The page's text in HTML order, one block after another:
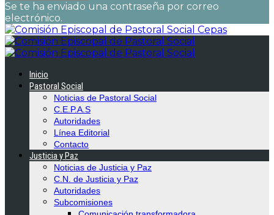
Se te ha enviado una contraseña por correo
electrónico.
Cepas
Inicio
Pastoral Social
Noticias de Pastoral Social
C.E.P.A.S
Autoridades
Línea Editorial
Contacto
Justicia y Paz
Noticias de Justicia y Paz
C.N. de Justicia y Paz
Autoridades
Subcomisiones